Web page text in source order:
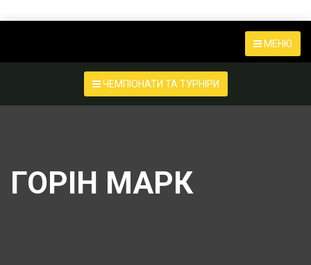
МЕНЮ
ЧЕМПІОНАТИ ТА ТУРНІРИ
ГОРІН МАРК